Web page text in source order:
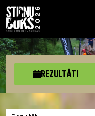
REZULTĀTI
Izvēlies sadaļu